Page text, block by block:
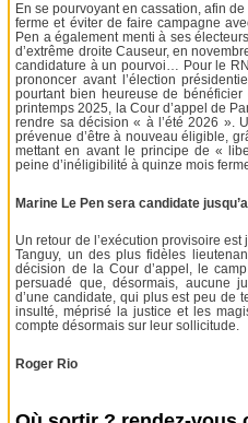
En se pourvoyant en cassation, afin
ferme et éviter de faire campagne
Pen a également menti à ses
d’extrême droite Causeur, en
candidature à un pourvoi… Pour le
prononcer avant l’élection
pourtant bien heureuse de bénéficier
printemps 2025, la Cour d’appel de
rendre sa décision « à l’été 2026 ».
prévenue d’être à nouveau éligible,
mettant en avant le principe de «
peine d’inéligibilité à quinze mois
Marine Le Pen sera candidate
Un retour de l’exécution provisoire
Tanguy, un des plus fidèles
décision de la Cour d’appel, le
persuadé que, désormais, aucune
d’une candidate, qui plus est peu de
insulté, méprisé la justice et les
compte désormais sur leur sollicitude.
Roger Rio